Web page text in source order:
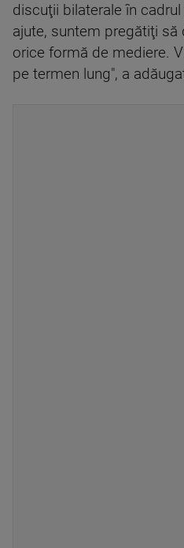
discuţii bilaterale în cadrul
ajute, suntem pregătiţi
orice formă de mediere.
pe termen lung", a